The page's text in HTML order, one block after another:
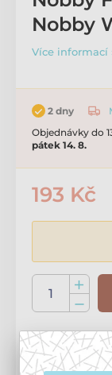
Nobby
Více informací
2 dny
Objednávky do
pátek 14. 8.
193 Kč